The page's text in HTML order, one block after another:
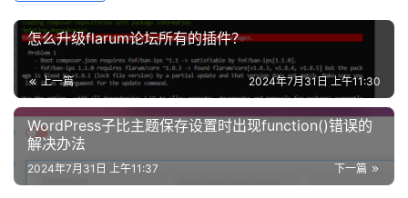
游
攻
略
知
识
问
将 /path/to/restart_mysql.sh 替换为脚本的实际路
径。
设置 Cron 任务：设置一个 Cron 任务来定期执行此脚
本。使用 crontab -e 命令编辑 Cron 任务，并添加如下
行：
怎么升级flarum论坛所有的插件？
上一篇 2024年7月31日 上午11:30
WordPress子比主题保存设置时出现function()错误的
解决办法
下一篇
2024年7月31日 上午11:37